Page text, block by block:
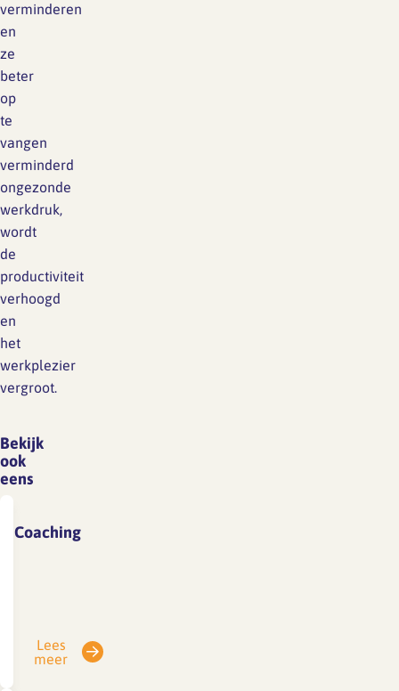
verminderen
en
ze
beter
op
te
vangen
verminderd
ongezonde
werkdruk,
wordt
de
productiviteit
verhoogd
en
het
werkplezier
vergroot.
Bekijk
ook
eens
Coaching
eenLees
meer